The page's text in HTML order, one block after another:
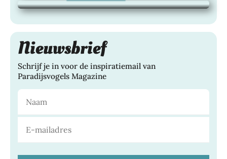
Nieuwsbrief
Schrijf je in voor de inspiratiemail van
Paradijsvogels Magazine